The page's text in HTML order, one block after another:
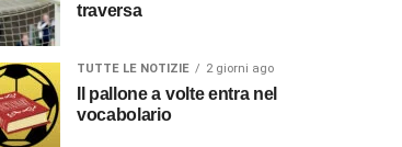
traversa
TUTTE LE NOTIZIE 2 giorni ago
Il pallone a volte entra nel
vocabolario